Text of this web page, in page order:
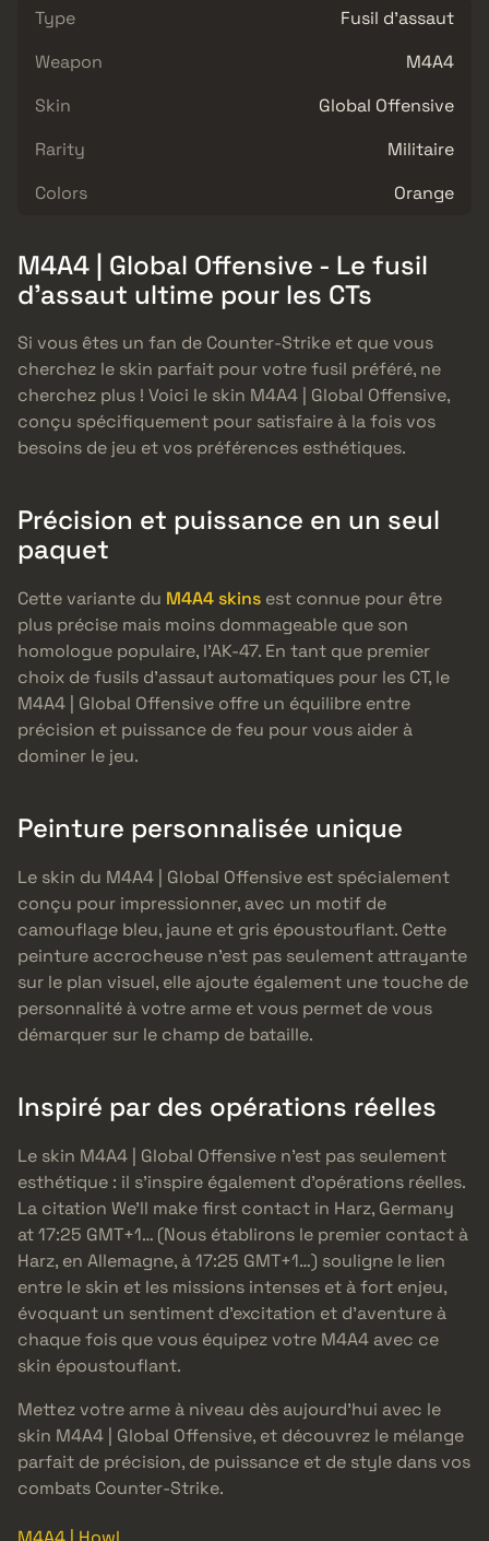
Type
Fusil d'assaut
Weapon
M4A4
Skin
Global Offensive
Rarity
Militaire
Colors
Orange
M4A4 | Global Offensive - Le fusil
d’assaut ultime pour les CTs
Si vous êtes un fan de Counter-Strike et que vous
cherchez le skin parfait pour votre fusil préféré, ne
cherchez plus ! Voici le skin M4A4 | Global Offensive,
conçu spécifiquement pour satisfaire à la fois vos
besoins de jeu et vos préférences esthétiques.
Précision et puissance en un seul
paquet
Cette variante du M4A4 skins est connue pour être
plus précise mais moins dommageable que son
homologue populaire, l’AK-47. En tant que premier
choix de fusils d’assaut automatiques pour les CT, le
M4A4 | Global Offensive offre un équilibre entre
précision et puissance de feu pour vous aider à
dominer le jeu.
Peinture personnalisée unique
Le skin du M4A4 | Global Offensive est spécialement
conçu pour impressionner, avec un motif de
camouflage bleu, jaune et gris époustouflant. Cette
peinture accrocheuse n’est pas seulement attrayante
sur le plan visuel, elle ajoute également une touche de
personnalité à votre arme et vous permet de vous
démarquer sur le champ de bataille.
Inspiré par des opérations réelles
Le skin M4A4 | Global Offensive n’est pas seulement
esthétique : il s’inspire également d’opérations réelles.
La citation We’ll make first contact in Harz, Germany
at 17:25 GMT+1… (Nous établirons le premier contact à
Harz, en Allemagne, à 17:25 GMT+1…) souligne le lien
entre le skin et les missions intenses et à fort enjeu,
évoquant un sentiment d’excitation et d’aventure à
chaque fois que vous équipez votre M4A4 avec ce
skin époustouflant.
Mettez votre arme à niveau dès aujourd’hui avec le
skin M4A4 | Global Offensive, et découvrez le mélange
parfait de précision, de puissance et de style dans vos
combats Counter-Strike.